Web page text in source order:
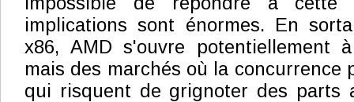
implications sont énormes. En
x86, AMD s'ouvre potentiellement
mais des marchés où la concurrence
qui risquent de grignoter des parts